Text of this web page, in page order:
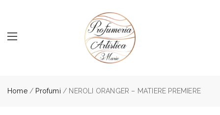
Home/ Profumi / NEROLI ORANGER – MATIERE PREMIERE